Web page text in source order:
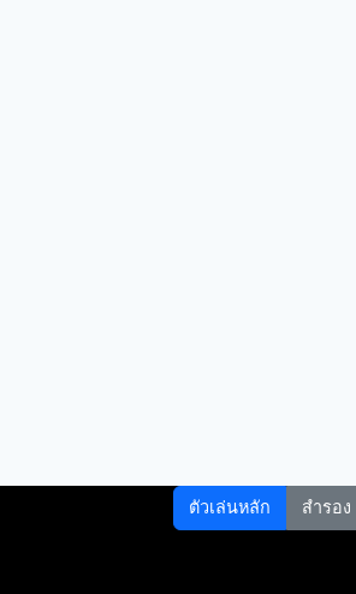
ตัวเล่นหลัก สำรอง